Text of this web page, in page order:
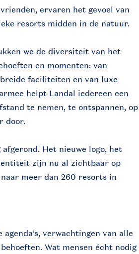
ervaren het gevoel van
resorts midden in de natuur.
we de diversiteit van het
en momenten: van
faciliteiten en van luxe
helpt Landal iedereen een
te nemen, te ontspannen, op
door.
Het nieuwe logo, het
zijn nu al zichtbaar op
meer dan 260 resorts in
verwachtingen van alle
Wat mensen écht nodig